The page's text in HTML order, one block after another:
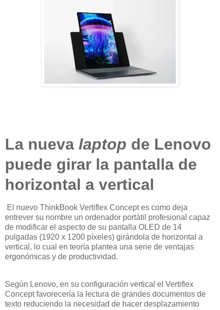
La nueva laptop de Lenovo
puede girar la pantalla de
horizontal a vertical
El nuevo ThinkBook Vertiflex Concept es como deja
entrever su nombre un ordenador portátil profesional capaz
de modificar el aspecto de su pantalla OLED de 14
pulgadas (1920 x 1200 píxeles) girándola de horizontal a
vertical, lo cual en teoría plantea una serie de ventajas
ergonómicas y de productividad.
Según Lenovo, en su configuración vertical el Vertiflex
Concept favorecería la lectura de grandes documentos de
texto reduciendo la necesidad de hacer desplazamiento